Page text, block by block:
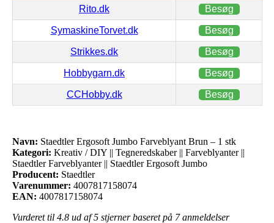
Rito.dk Besøg
SymaskineTorvet.dk Besøg
Strikkes.dk Besøg
Hobbygarn.dk Besøg
CCHobby.dk Besøg
Navn: Staedtler Ergosoft Jumbo Farveblyant Brun – 1 stk
Kategori: Kreativ / DIY || Tegneredskaber || Farveblyanter ||
Staedtler Farveblyanter || Staedtler Ergosoft Jumbo
Producent: Staedtler
Varenummer: 4007817158074
EAN: 4007817158074
Vurderet til 4.8 ud af 5 stjerner baseret på 7anmeldelser